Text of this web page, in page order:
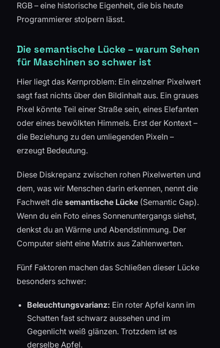
RGB – eine historische Eigenheit, die bis heute
Programmierer stolpern lässt.
Die semantische Lücke – warum Sehen
für Maschinen so schwer ist
Hier liegt das Kernproblem: Ein einzelner Pixelwert
sagt fast nichts über den Bildinhalt aus. Ein graues
Pixel könnte Teil einer Straße sein, eines Elefanten
oder eines bewölkten Himmels. Erst der Kontext –
die Beziehung zu den umliegenden Pixeln –
erzeugt Bedeutung.
Diese Diskrepanz zwischen rohen Pixelwerten und
dem, was wir Menschen darin erkennen, nennt die
Fachwelt die semantische Lücke (Semantic Gap).
Wenn du ein Foto eines Sonnenuntergangs siehst,
denkst du an Wärme und Abendstimmung. Der
Computer sieht eine Matrix aus Zahlenwerten.
Fünf Faktoren machen das Schließen dieser Lücke
besonders schwer:
Beleuchtungsvarianz: Ein roter Apfel kann im
Schatten fast schwarz aussehen und im
Gegenlicht weiß glänzen. Trotzdem ist es
derselbe Apfel.